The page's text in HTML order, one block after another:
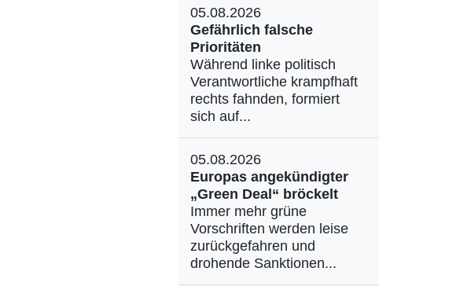
05.08.2026
Gefährlich falsche
Prioritäten
Während linke politisch
Verantwortliche krampfhaft
rechts fahnden, formiert
sich auf...
05.08.2026
Europas angekündigter
„Green Deal“ bröckelt
Immer mehr grüne
Vorschriften werden leise
zurückgefahren und
drohende Sanktionen...